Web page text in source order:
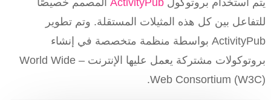
يتم استخدام بروتوكول ActivityPubالمصمم خصيصًا
للتفاعل بين كل هذه المثيلات المستقلة. وتم تطوير
ActivityPub بواسطة منظمة متخصصة في إنشاء
بروتوكولات مشتركة يعمل عليها الإنترنت – World Wide
Web Consortium (W3C).